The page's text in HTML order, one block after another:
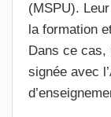
(MSPU).
la formation
Dans ce cas,
signée avec